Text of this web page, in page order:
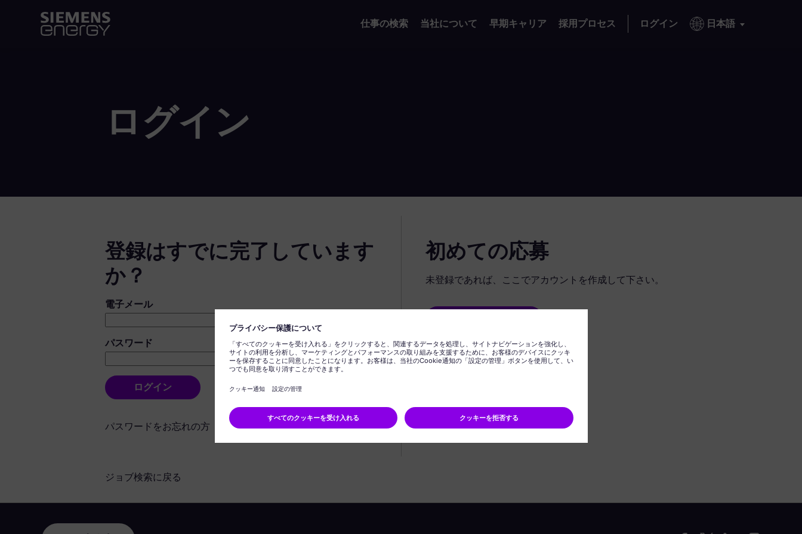
仕事の検索 当社について 早期キャリア 採用プロセス ログイン 日本語
ログイン
登録はすでに完了しています
か？
ログイン：ユーザーとパスワード
電子メール
パスワード
ログイン
パスワードをお忘れの方
初めての応募
未登録であれば、ここでアカウントを作成して下さい。
ジョブ検索に戻る